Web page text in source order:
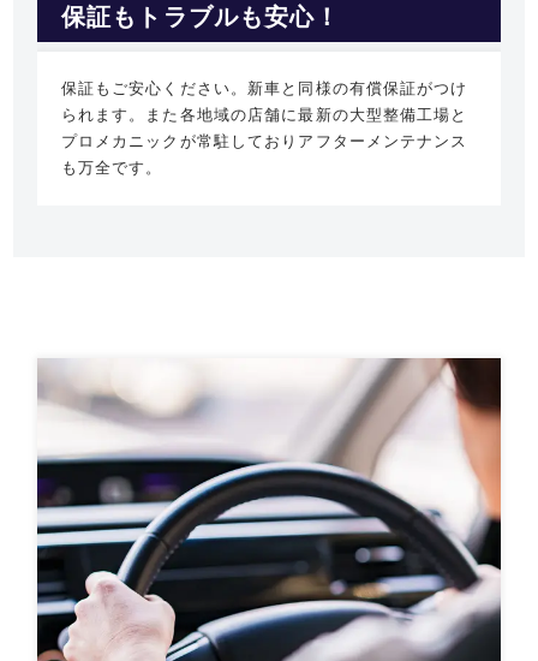
保証もトラブルも安心！
保証もご安心ください。新車と同様の有償保証がつけ
られます。また各地域の店舗に最新の大型整備工場と
プロメカニックが常駐しておりアフターメンテナンス
も万全です。